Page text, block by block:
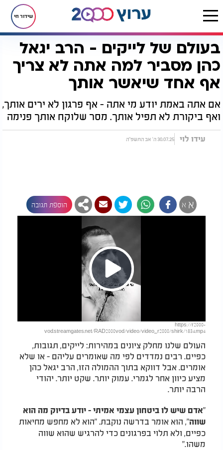
שידור חי
דף הבית יהדות בעולם של לייקים - הרב יגאל כהן מסביר למה אתה לא צריך אף אחד שיאשר אותך
בעולם של לייקים - הרב יגאל
כהן מסביר למה אתה לא צריך
אף אחד שיאשר אותך
אם אתה באמת יודע מי אתה - אף פרגון לא ירים אותך,
ואף ביקורת לא תפיל אותך. מסר שלוקח אותך פנימה
עידו לוי 30.07.25 ה' אב התשפ"ה
א א הוספת תגובה
Play
Video
https://r2000-
vod.streamgates.net/RAD2000vod/video/video_r2000/shirk/1834.mp4
העולם שלנו מחלק ציונים במהירות: לייקים, תגובות,
כפיים. רבים נמדדים לפי מה שאומרים עליהם - או שלא
אומרים. אבל דווקא בתוך ההמולה הזו, הרב יגאל כהן
מציע כיוון אחר לגמרי. עמוק יותר. שקט יותר. יהודי
הרבה יותר.
"אדם שיש לו ביטחון עצמי אמיתי - יודע בדיוק מה הוא
שווה", הוא אומר בדרשה נוקבת. "הוא לא מחפש מחיאות
כפיים, ולא תלוי בפרגונים כדי להרגיש שהוא שווה
משהו."